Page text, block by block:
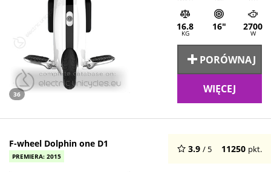
36
16.8
KG
16" 2700
W
PORÓWNAJ
WIĘCEJ
F-wheel Dolphin one D1
PREMIERA: 2015
3.9 / 5 11250 pkt.